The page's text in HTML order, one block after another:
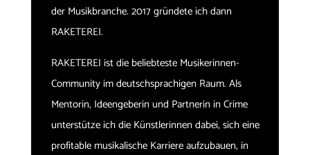
der Musikbranche. 2017 gründete ich dann
RAKETEREI.
RAKETEREI ist die beliebteste Musikerinnen-
Community im deutschsprachigen Raum. Als
Mentorin, Ideengeberin und Partnerin in Crime
unterstütze ich die Künstlerinnen dabei, sich eine
profitable musikalische Karriere aufzubauen, in